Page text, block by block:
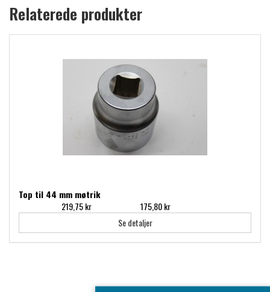
Relaterede produkter
Top til 44 mm møtrik
219,75 kr
175,80 kr
Se detaljer